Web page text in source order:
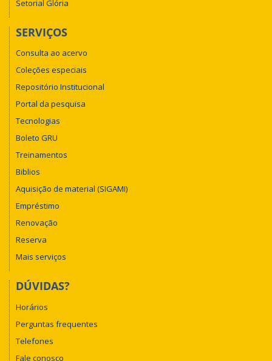
Setorial Glória
SERVIÇOS
Consulta ao acervo
Coleções especiais
Repositório Institucional
Portal da pesquisa
Tecnologias
Boleto GRU
Treinamentos
Biblios
Aquisição de material (SIGAMI)
Empréstimo
Renovação
Reserva
Mais serviços
DÚVIDAS?
Horários
Perguntas frequentes
Telefones
Fale conosco